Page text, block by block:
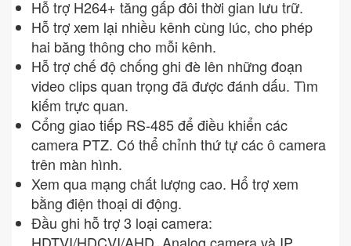
Hỗ trợ H264+ tăng gấp đôi thời gian lưu trữ.
Hỗ trợ xem lại nhiều kênh cùng lúc, cho phép
hai băng thông cho mỗi kênh.
Hỗ trợ chế độ chống ghi đè lên những đoạn
video clips quan trọng đã được đánh dấu. Tìm
kiếm trực quan.
Cổng giao tiếp RS-485 để điều khiển các
camera PTZ. Có thể chỉnh thứ tự các ô camera
trên màn hình.
Xem qua mạng chất lượng cao. Hổ trợ xem
bằng điện thoại di động.
Đầu ghi hỗ trợ 3 loại camera: